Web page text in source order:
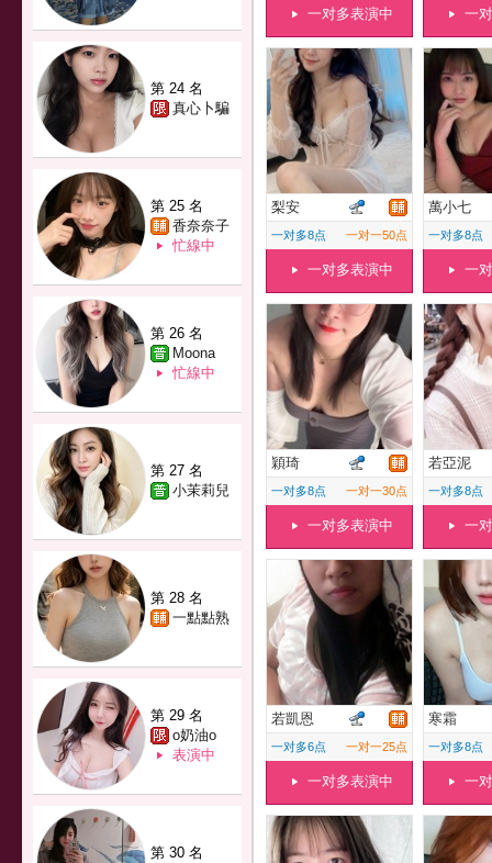
第 24 名
真心卜騙
第 25 名
香奈奈子
忙線中
第 26 名
Moona
忙線中
第 27 名
小茉莉兒
第 28 名
一點點熟
第 29 名
o奶油o
表演中
第 30 名
一对多表演中 一
梨安
一对多8点 一对一50点
一对多表演中
萬小七
一对多8点
一
穎琦
一对多8点 一对一30点
一对多表演中
若亞泥
一对多8点
一
若凱恩
一对多6点 一对一25点
一对多表演中
寒霜
一对多8点
一